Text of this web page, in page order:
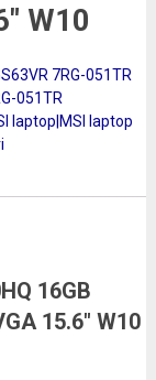
W10
7RG-051TR
051TR
laptop|MSI laptop
16GB
15.6″ W10